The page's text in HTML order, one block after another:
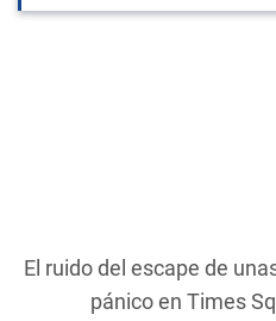
El ruido del escape de
pánico en Times